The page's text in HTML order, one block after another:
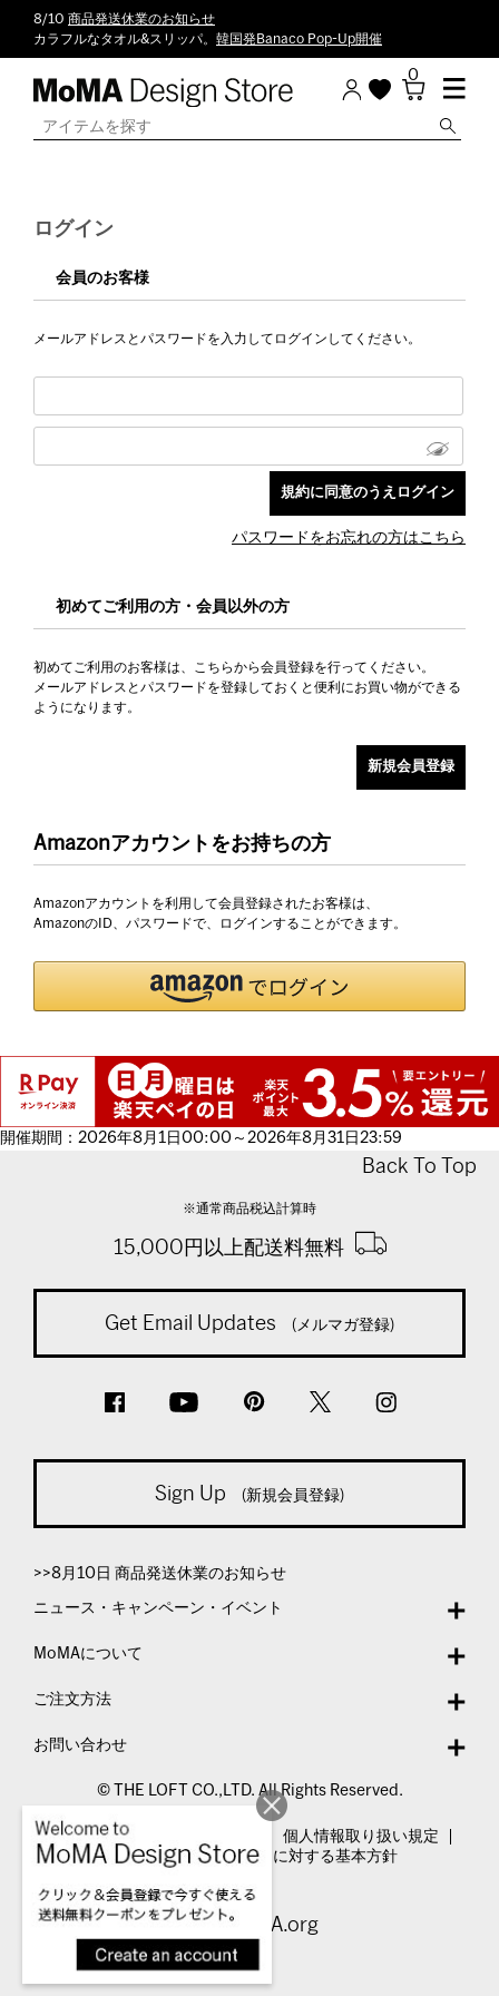
8/10 商品発送休業のお知らせ
カラフルなタオル&スリッパ。 韓国発Banaco Pop-Up開催
0
ログイン
会員のお客様
メールアドレスとパスワードを入力してログインしてください。
パスワードをお忘れの方はこちら
初めてご利用の方・会員以外の方
初めてご利用のお客様は、こちらから会員登録を行ってください。
メールアドレスとパスワードを登録しておくと便利にお買い物ができる
ようになります。
Amazonアカウントをお持ちの方
Amazonアカウントを利用して会員登録されたお客様は、
AmazonのID、パスワードで、ログインすることができます。
開催期間：2026年8月1日00:00～2026年8月31日23:59
Back To Top
※通常商品税込計算時
15,000円以上配送料無料
Get Email Updates (メルマガ登録)
Sign Up (新規会員登録)
>>8月10日 商品発送休業のお知らせ
ニュース・キャンペーン・イベント
MoMAについて
ご注文方法
お問い合わせ
© THE LOFT CO.,LTD. All Rights Reserved.
特定商取引法表示
個人情報取り扱い規定
カスタマーハラスメントに対する基本方針
Visit MoMA.org